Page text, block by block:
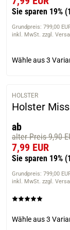
Sie sparen 19%
Grundpreis: 799,00
inkl. MwSt. zzgl.
Wähle aus3
HOLSTER
Holster
ab
alter Preis 9,90
7,99 EUR
Sie sparen 19%
Grundpreis: 799,00
inkl. MwSt. zzgl.
Wähle aus3